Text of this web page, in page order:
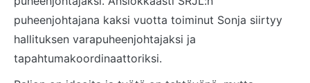
puheenjohtajana kaksi vuotta toiminut Sonja siirtyy
hallituksen varapuheenjohtajaksi ja
tapahtumakoordinaattoriksi.